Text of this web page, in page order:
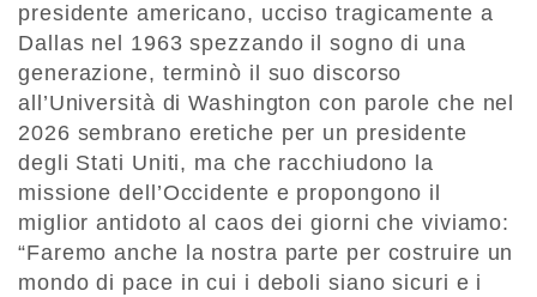
presidente americano, ucciso tragicamente a
Dallas nel 1963 spezzando il sogno di una
generazione, terminò il suo discorso
all’Università di Washington con parole che nel
2026 sembrano eretiche per un presidente
degli Stati Uniti, ma che racchiudono la
missione dell’Occidente e propongono il
miglior antidoto al caos dei giorni che viviamo:
“Faremo anche la nostra parte per costruire un
mondo di pace in cui i deboli siano sicuri e i